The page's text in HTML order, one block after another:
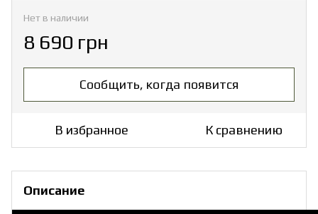
Нет в наличии
8 690 грн
Сообщить, когда появится
В избранное К сравнению
Описание